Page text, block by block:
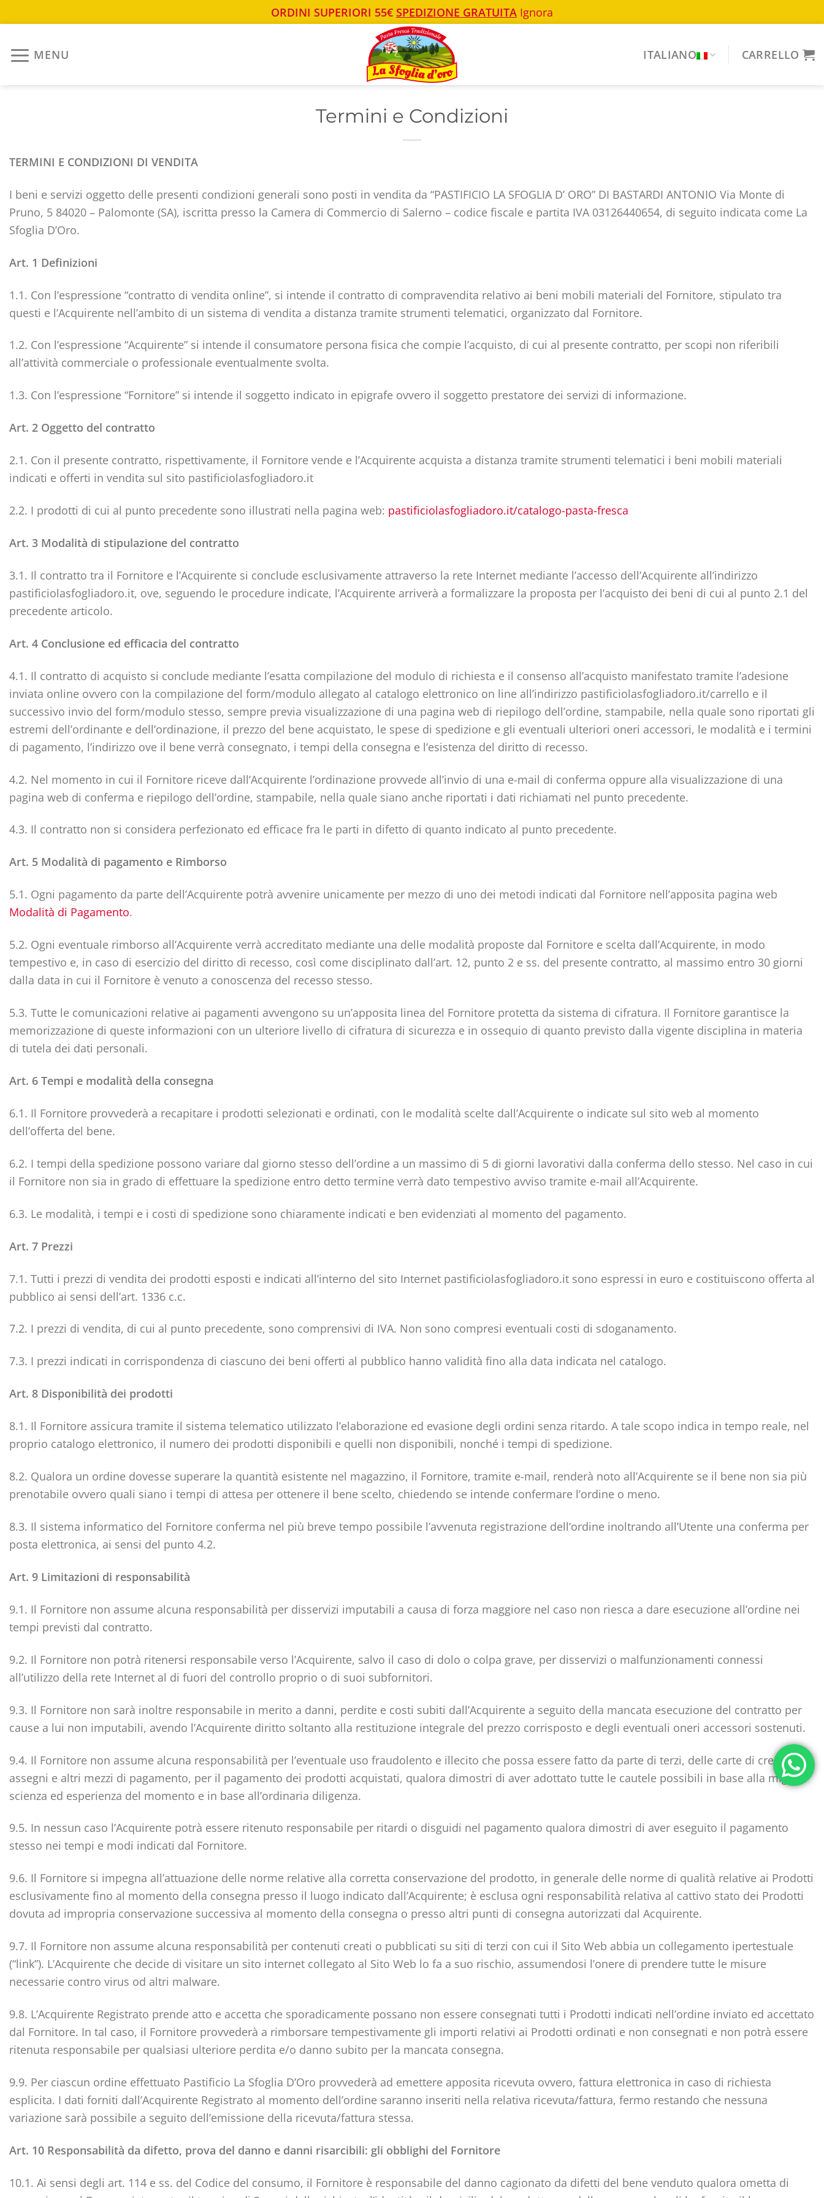
ORDINI SUPERIORI 55€ SPEDIZIONE GRATUITA Ignora
MENU ITALIANO CARRELLO
Termini e Condizioni
TERMINI E CONDIZIONI DI VENDITA
I beni e servizi oggetto delle presenti condizioni generali sono posti in vendita da “PASTIFICIO LA SFOGLIA D’ ORO” DI BASTARDI ANTONIO Via Monte di
Pruno, 5 84020 – Palomonte (SA), iscritta presso la Camera di Commercio di Salerno – codice fiscale e partita IVA 03126440654, di seguito indicata come La
Sfoglia D’Oro.
Art. 1 Definizioni
1.1. Con l’espressione “contratto di vendita online”, si intende il contratto di compravendita relativo ai beni mobili materiali del Fornitore, stipulato tra
questi e l’Acquirente nell’ambito di un sistema di vendita a distanza tramite strumenti telematici, organizzato dal Fornitore.
1.2. Con l’espressione “Acquirente” si intende il consumatore persona fisica che compie l’acquisto, di cui al presente contratto, per scopi non riferibili
all’attività commerciale o professionale eventualmente svolta.
1.3. Con l’espressione “Fornitore” si intende il soggetto indicato in epigrafe ovvero il soggetto prestatore dei servizi di informazione.
Art. 2 Oggetto del contratto
2.1. Con il presente contratto, rispettivamente, il Fornitore vende e l’Acquirente acquista a distanza tramite strumenti telematici i beni mobili materiali
indicati e offerti in vendita sul sito pastificiolasfogliadoro.it
2.2. I prodotti di cui al punto precedente sono illustrati nella pagina web: pastificiolasfogliadoro.it/catalogo-pasta-fresca
Art. 3 Modalità di stipulazione del contratto
3.1. Il contratto tra il Fornitore e l’Acquirente si conclude esclusivamente attraverso la rete Internet mediante l’accesso dell’Acquirente all’indirizzo
pastificiolasfogliadoro.it, ove, seguendo le procedure indicate, l’Acquirente arriverà a formalizzare la proposta per l’acquisto dei beni di cui al punto 2.1 del
precedente articolo.
Art. 4 Conclusione ed efficacia del contratto
4.1. Il contratto di acquisto si conclude mediante l’esatta compilazione del modulo di richiesta e il consenso all’acquisto manifestato tramite l’adesione
inviata online ovvero con la compilazione del form/modulo allegato al catalogo elettronico on line all’indirizzo pastificiolasfogliadoro.it/carrello e il
successivo invio del form/modulo stesso, sempre previa visualizzazione di una pagina web di riepilogo dell’ordine, stampabile, nella quale sono riportati gli
estremi dell’ordinante e dell’ordinazione, il prezzo del bene acquistato, le spese di spedizione e gli eventuali ulteriori oneri accessori, le modalità e i termini
di pagamento, l’indirizzo ove il bene verrà consegnato, i tempi della consegna e l’esistenza del diritto di recesso.
4.2. Nel momento in cui il Fornitore riceve dall’Acquirente l’ordinazione provvede all’invio di una e-mail di conferma oppure alla visualizzazione di una
pagina web di conferma e riepilogo dell’ordine, stampabile, nella quale siano anche riportati i dati richiamati nel punto precedente.
4.3. Il contratto non si considera perfezionato ed efficace fra le parti in difetto di quanto indicato al punto precedente.
Art. 5 Modalità di pagamento e Rimborso
5.1. Ogni pagamento da parte dell’Acquirente potrà avvenire unicamente per mezzo di uno dei metodi indicati dal Fornitore nell’apposita pagina web
Modalità di Pagamento.
5.2. Ogni eventuale rimborso all’Acquirente verrà accreditato mediante una delle modalità proposte dal Fornitore e scelta dall’Acquirente, in modo
tempestivo e, in caso di esercizio del diritto di recesso, così come disciplinato dall’art. 12, punto 2 e ss. del presente contratto, al massimo entro 30 giorni
dalla data in cui il Fornitore è venuto a conoscenza del recesso stesso.
5.3. Tutte le comunicazioni relative ai pagamenti avvengono su un’apposita linea del Fornitore protetta da sistema di cifratura. Il Fornitore garantisce la
memorizzazione di queste informazioni con un ulteriore livello di cifratura di sicurezza e in ossequio di quanto previsto dalla vigente disciplina in materia
di tutela dei dati personali.
Art. 6 Tempi e modalità della consegna
6.1. Il Fornitore provvederà a recapitare i prodotti selezionati e ordinati, con le modalità scelte dall’Acquirente o indicate sul sito web al momento
dell’offerta del bene.
6.2. I tempi della spedizione possono variare dal giorno stesso dell’ordine a un massimo di 5 di giorni lavorativi dalla conferma dello stesso. Nel caso in cui
il Fornitore non sia in grado di effettuare la spedizione entro detto termine verrà dato tempestivo avviso tramite e-mail all’Acquirente.
6.3. Le modalità, i tempi e i costi di spedizione sono chiaramente indicati e ben evidenziati al momento del pagamento.
Art. 7 Prezzi
7.1. Tutti i prezzi di vendita dei prodotti esposti e indicati all’interno del sito Internet pastificiolasfogliadoro.it sono espressi in euro e costituiscono offerta al
pubblico ai sensi dell’art. 1336 c.c.
7.2. I prezzi di vendita, di cui al punto precedente, sono comprensivi di IVA. Non sono compresi eventuali costi di sdoganamento.
7.3. I prezzi indicati in corrispondenza di ciascuno dei beni offerti al pubblico hanno validità fino alla data indicata nel catalogo.
Art. 8 Disponibilità dei prodotti
8.1. Il Fornitore assicura tramite il sistema telematico utilizzato l’elaborazione ed evasione degli ordini senza ritardo. A tale scopo indica in tempo reale, nel
proprio catalogo elettronico, il numero dei prodotti disponibili e quelli non disponibili, nonché i tempi di spedizione.
8.2. Qualora un ordine dovesse superare la quantità esistente nel magazzino, il Fornitore, tramite e-mail, renderà noto all’Acquirente se il bene non sia più
prenotabile ovvero quali siano i tempi di attesa per ottenere il bene scelto, chiedendo se intende confermare l’ordine o meno.
8.3. Il sistema informatico del Fornitore conferma nel più breve tempo possibile l’avvenuta registrazione dell’ordine inoltrando all’Utente una conferma per
posta elettronica, ai sensi del punto 4.2.
Art. 9 Limitazioni di responsabilità
9.1. Il Fornitore non assume alcuna responsabilità per disservizi imputabili a causa di forza maggiore nel caso non riesca a dare esecuzione all’ordine nei
tempi previsti dal contratto.
9.2. Il Fornitore non potrà ritenersi responsabile verso l’Acquirente, salvo il caso di dolo o colpa grave, per disservizi o malfunzionamenti connessi
all’utilizzo della rete Internet al di fuori del controllo proprio o di suoi subfornitori.
9.3. Il Fornitore non sarà inoltre responsabile in merito a danni, perdite e costi subiti dall’Acquirente a seguito della mancata esecuzione del contratto per
cause a lui non imputabili, avendo l’Acquirente diritto soltanto alla restituzione integrale del prezzo corrisposto e degli eventuali oneri accessori sostenuti.
9.4. Il Fornitore non assume alcuna responsabilità per l’eventuale uso fraudolento e illecito che possa essere fatto da parte di terzi, delle carte di credito,
assegni e altri mezzi di pagamento, per il pagamento dei prodotti acquistati, qualora dimostri di aver adottato tutte le cautele possibili in base alla miglior
scienza ed esperienza del momento e in base all’ordinaria diligenza.
9.5. In nessun caso l’Acquirente potrà essere ritenuto responsabile per ritardi o disguidi nel pagamento qualora dimostri di aver eseguito il pagamento
stesso nei tempi e modi indicati dal Fornitore.
9.6. Il Fornitore si impegna all’attuazione delle norme relative alla corretta conservazione del prodotto, in generale delle norme di qualità relative ai Prodotti
esclusivamente fino al momento della consegna presso il luogo indicato dall’Acquirente; è esclusa ogni responsabilità relativa al cattivo stato dei Prodotti
dovuta ad impropria conservazione successiva al momento della consegna o presso altri punti di consegna autorizzati dal Acquirente.
9.7. Il Fornitore non assume alcuna responsabilità per contenuti creati o pubblicati su siti di terzi con cui il Sito Web abbia un collegamento ipertestuale
(“link”). L’Acquirente che decide di visitare un sito internet collegato al Sito Web lo fa a suo rischio, assumendosi l’onere di prendere tutte le misure
necessarie contro virus od altri malware.
9.8. L’Acquirente Registrato prende atto e accetta che sporadicamente possano non essere consegnati tutti i Prodotti indicati nell’ordine inviato ed accettato
dal Fornitore. In tal caso, il Fornitore provvederà a rimborsare tempestivamente gli importi relativi ai Prodotti ordinati e non consegnati e non potrà essere
ritenuta responsabile per qualsiasi ulteriore perdita e/o danno subito per la mancata consegna.
9.9. Per ciascun ordine effettuato Pastificio La Sfoglia D’Oro provvederà ad emettere apposita ricevuta ovvero, fattura elettronica in caso di richiesta
esplicita. I dati forniti dall’Acquirente Registrato al momento dell’ordine saranno inseriti nella relativa ricevuta/fattura, fermo restando che nessuna
variazione sarà possibile a seguito dell’emissione della ricevuta/fattura stessa.
Art. 10 Responsabilità da difetto, prova del danno e danni risarcibili: gli obblighi del Fornitore
10.1. Ai sensi degli art. 114 e ss. del Codice del consumo, il Fornitore è responsabile del danno cagionato da difetti del bene venduto qualora ometta di